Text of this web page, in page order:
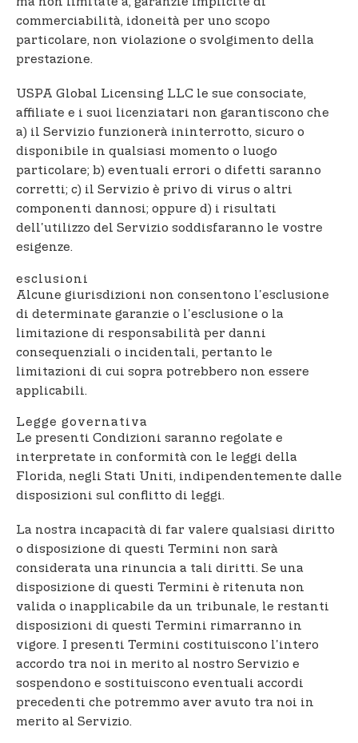
commerciabilità, idoneità per uno scopo
particolare, non violazione o svolgimento della
prestazione.
USPA Global Licensing LLC le sue consociate,
affiliate e i suoi licenziatari non garantiscono che
a) il Servizio funzionerà ininterrotto, sicuro o
disponibile in qualsiasi momento o luogo
particolare; b) eventuali errori o difetti saranno
corretti; c) il Servizio è privo di virus o altri
componenti dannosi; oppure d) i risultati
dell'utilizzo del Servizio soddisfaranno le vostre
esigenze.
esclusioni
Alcune giurisdizioni non consentono l'esclusione
di determinate garanzie o l'esclusione o la
limitazione di responsabilità per danni
consequenziali o incidentali, pertanto le
limitazioni di cui sopra potrebbero non essere
applicabili.
Legge governativa
Le presenti Condizioni saranno regolate e
interpretate in conformità con le leggi della
Florida, negli Stati Uniti, indipendentemente dalle
disposizioni sul conflitto di leggi.
La nostra incapacità di far valere qualsiasi diritto
o disposizione di questi Termini non sarà
considerata una rinuncia a tali diritti. Se una
disposizione di questi Termini è ritenuta non
valida o inapplicabile da un tribunale, le restanti
disposizioni di questi Termini rimarranno in
vigore. I presenti Termini costituiscono l'intero
accordo tra noi in merito al nostro Servizio e
sospendono e sostituiscono eventuali accordi
precedenti che potremmo aver avuto tra noi in
merito al Servizio.